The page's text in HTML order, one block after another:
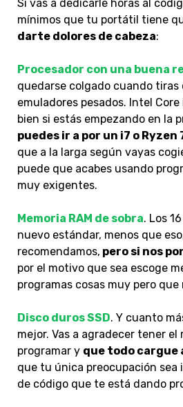
Si vas a dedicarle horas al
mínimos que tu portátil tiene
darte dolores de cabeza:
Procesador con una buena
quedarse colgado cuando tiras
emuladores pesados. Intel
bien si estás empezando en la
puedes ir a por un i7 o Ryzen
que a la larga según vayas
puede que acabes usando
muy exigentes.
Memoria RAM de sobra. Los
nuevo estándar, menos que
recomendamos, pero si nos
por el motivo que sea escoge
programas cosas muy pero que
Disco duros SSD. Y cuanto
mejor. Vas a agradecer tener
programar y que todo cargue
que tu única preocupación sea
de código que te está dando